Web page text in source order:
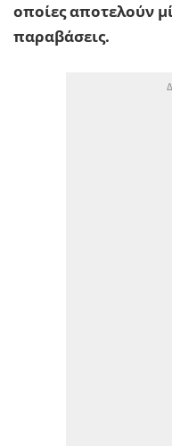
οποίες αποτελούν
παραβάσεις.